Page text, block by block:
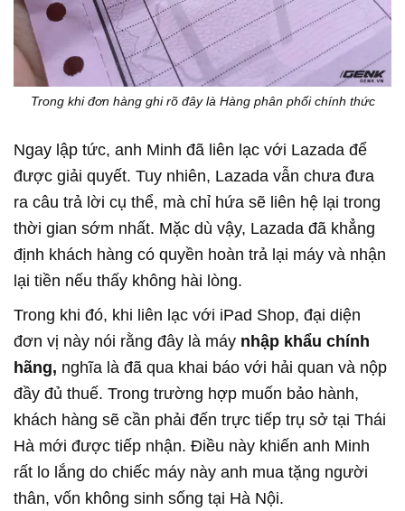
Trong khi đơn hàng ghi rõ đây là Hàng phân phối chính thức
Ngay lập tức, anh Minh đã liên lạc với Lazada để
được giải quyết. Tuy nhiên, Lazada vẫn chưa đưa
ra câu trả lời cụ thể, mà chỉ hứa sẽ liên hệ lại trong
thời gian sớm nhất. Mặc dù vậy, Lazada đã khẳng
định khách hàng có quyền hoàn trả lại máy và nhận
lại tiền nếu thấy không hài lòng.
Trong khi đó, khi liên lạc với iPad Shop, đại diện
đơn vị này nói rằng đây là máy nhập khẩu chính
hãng, nghĩa là đã qua khai báo với hải quan và nộp
đầy đủ thuế. Trong trường hợp muốn bảo hành,
khách hàng sẽ cần phải đến trực tiếp trụ sở tại Thái
Hà mới được tiếp nhận. Điều này khiến anh Minh
rất lo lắng do chiếc máy này anh mua tặng người
thân, vốn không sinh sống tại Hà Nội.